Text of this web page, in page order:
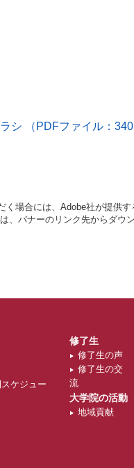
シ （PDFファイル：
く場合には、Adobe社が提供す
、バナーのリンク先からダウ
ケジュー
修了生
修了生の声
修了生の交
流
大学院の活動
地域貢献